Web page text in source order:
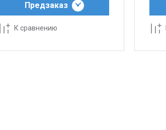
Предзаказ
К сравнению